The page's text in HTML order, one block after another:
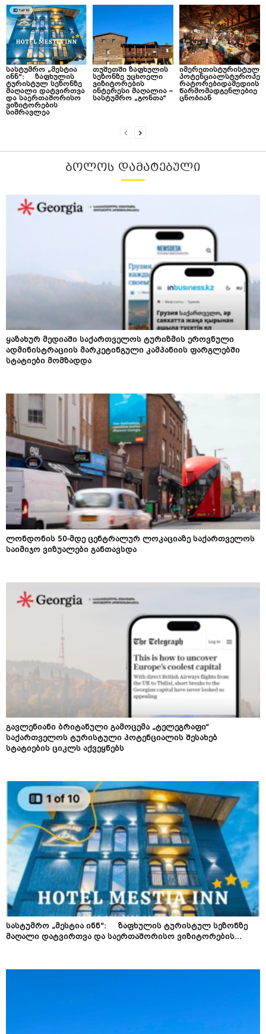
სასტუმრო „მესტია
ინნ“: ზაფხულის
ტურისტულ სეზონზე
მაღალი დატვირთვა
და საერთაშორისო
ვიზიტორების
სიმრავლეა
თუშეთში ზაფხულის
სეზონზე უცხოელი
ვიზიტორების
ინტერესი მაღალია –
სასტუმრო „გონთა“
იმერეთისტურისტულ
პოტენციალსტუროპე
რატორებიდამედიის
წარმომადგენლებიე
ცნობიან
ᲑᲝᲚᲝᲡ ᲓᲐᲛᲐᲢᲔᲑᲣᲚᲘ
ყაზახურ მედიაში საქართველოს ტურიზმის ეროვნული
ადმინისტრაციის მარკეტინგული კამპანიის ფარგლებში
სტატიები მომზადდა
ლონდონის 50-მდე ცენტრალურ ლოკაციაზე საქართველოს
საიმიჯო ვიზუალები განთავსდა
გავლენიანი ბრიტანული გამოცემა „ტელეგრაფი“
საქართველოს ტურისტული პოტენციალის შესახებ
სტატიების ციკლს აქვეყნებს
სასტუმრო „მესტია ინნ“: ზაფხულის ტურისტულ სეზონზე
მაღალი დატვირთვა და საერთაშორისო ვიზიტორების...